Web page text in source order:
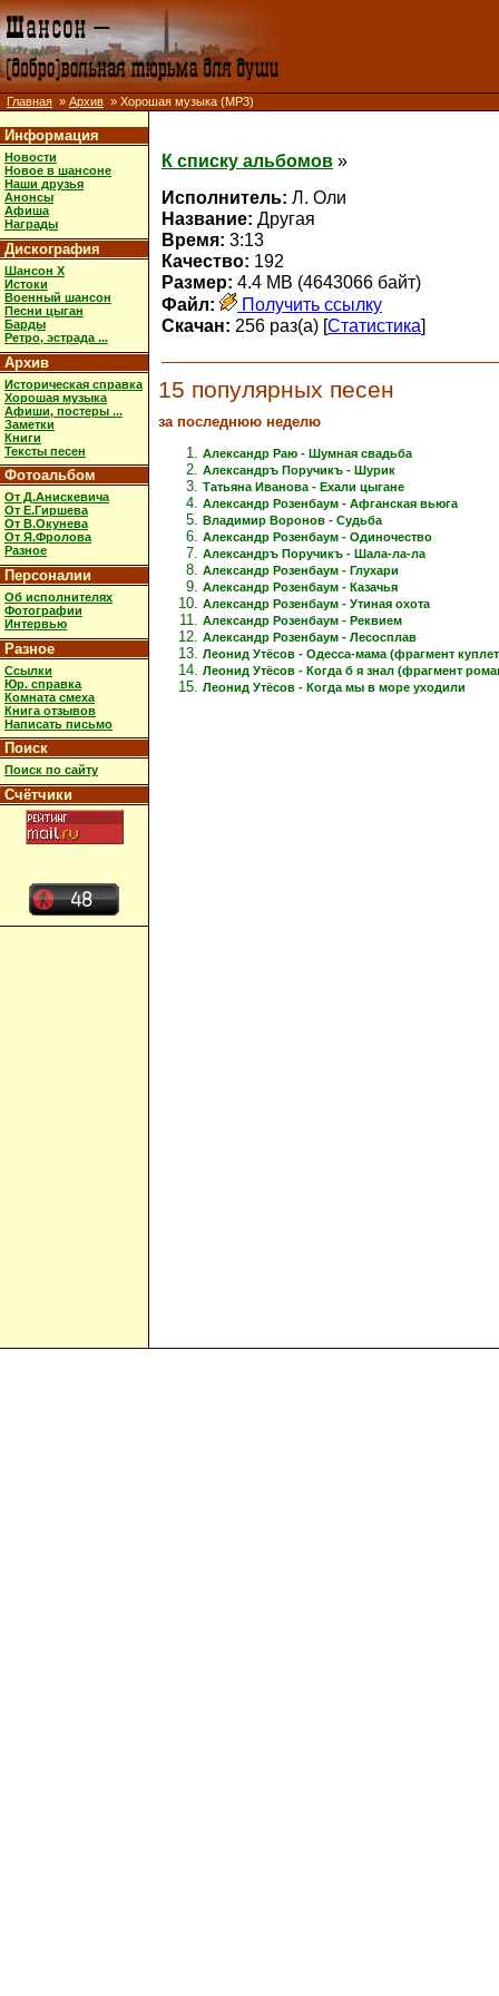
Главная » Архив » Хорошая музыка (MP3)
Информация
Новости
Новое в шансоне
Наши друзья
Анонсы
Афиша
Награды
Дискография
Шансон X
Истоки
Военный шансон
Песни цыган
Барды
Ретро, эстрада ...
Архив
Историческая справка
Хорошая музыка
Афиши, постеры ...
Заметки
Книги
Тексты песен
Фотоальбом
От Д.Анискевича
От Е.Гиршева
От В.Окунева
От Я.Фролова
Разное
Персоналии
Об исполнителях
Фотографии
Интервью
Разное
Ссылки
Юр. справка
Комната смеха
Книга отзывов
Написать письмо
Поиск
Поиск по сайту
Счётчики
К списку альбомов »
Исполнитель: Л. Оли
Название: Другая
Время: 3:13
Качество: 192
Размер: 4.4 MB (4643066 байт)
Файл:
Получить ссылку
Скачан: 256 раз(а) [Статистика]
15 популярных песен
за последнюю неделю
Александр Раю - Шумная свадьба
Александръ Поручикъ - Шурик
Татьяна Иванова - Ехали цыгане
Александр Розенбаум - Афганская вьюга
Владимир Воронов - Судьба
Александр Розенбаум - Одиночество
Александръ Поручикъ - Шала-ла-ла
Александр Розенбаум - Глухари
Александр Розенбаум - Казачья
Александр Розенбаум - Утиная охота
Александр Розенбаум - Реквием
Александр Розенбаум - Лесосплав
Леонид Утёсов - Одесса-мама (фрагмент
Леонид Утёсов - Когда б я знал (фрагмент
Леонид Утёсов - Когда мы в море уходили